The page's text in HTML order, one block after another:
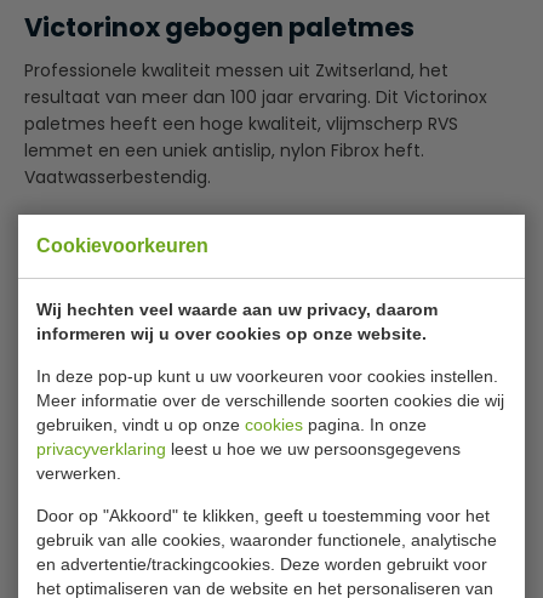
Cookievoorkeuren
Wij hechten veel waarde aan uw privacy, daarom
informeren wij u over cookies op onze website.
In deze pop-up kunt u uw voorkeuren voor cookies instellen.
Meer informatie over de verschillende soorten cookies die wij
gebruiken, vindt u op onze cookies pagina. In onze
privacyverklaring leest u hoe we uw persoonsgegevens
verwerken.
Door op "Akkoord" te klikken, geeft u toestemming voor het
gebruik van alle cookies, waaronder functionele, analytische
en advertentie/trackingcookies. Deze worden gebruikt voor
het optimaliseren van de website en het personaliseren van
Victorinox gebogen paletmes
Professionele kwaliteit messen uit Zwitserland, het
resultaat van meer dan 100 jaar ervaring. Dit Victorinox
paletmes heeft een hoge kwaliteit, vlijmscherp RVS
lemmet en een uniek antislip, nylon Fibrox heft.
Vaatwasserbestendig.
ijsgehard voor langdurige scherpte
Softgrip Fibrox heft
VaatwasserbestendigLees meer
Specificaties
Model
DN912
Lengte
15,5 / 27,1 cm
Rockwell hardheid
56º